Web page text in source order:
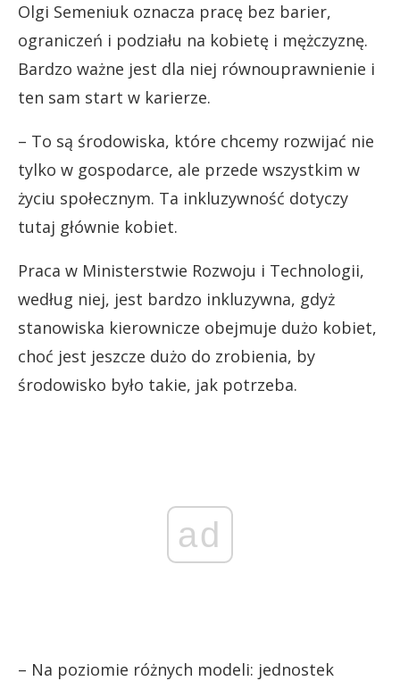
Olgi Semeniuk oznacza pracę bez barier,
ograniczeń i podziału na kobietę i mężczyznę.
Bardzo ważne jest dla niej równouprawnienie i
ten sam start w karierze.
– To są środowiska, które chcemy rozwijać nie
tylko w gospodarce, ale przede wszystkim w
życiu społecznym. Ta inkluzywność dotyczy
tutaj głównie kobiet.
Praca w Ministerstwie Rozwoju i Technologii,
według niej, jest bardzo inkluzywna, gdyż
stanowiska kierownicze obejmuje dużo kobiet,
choć jest jeszcze dużo do zrobienia, by
środowisko było takie, jak potrzeba.
ad
– Na poziomie różnych modeli: jednostek